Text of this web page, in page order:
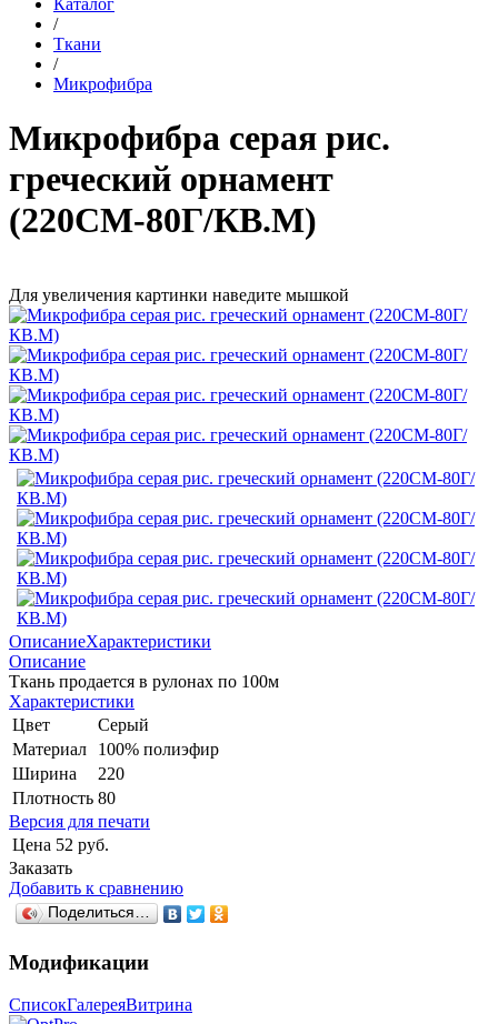
Каталог
/
Ткани
/
Микрофибра
Микрофибра серая рис.
греческий орнамент
(220СМ-80Г/КВ.М)
Для увеличения картинки наведите мышкой
ОписаниеХарактеристики
Описание
Ткань продается в рулонах по 100м
Характеристики
Цвет
Серый
Материал
100% полиэфир
Ширина
220
Плотность 80
Версия для печати
Цена 52 руб.
Заказать
Добавить к сравнению
Поделиться…
Модификации
СписокГалереяВитрина